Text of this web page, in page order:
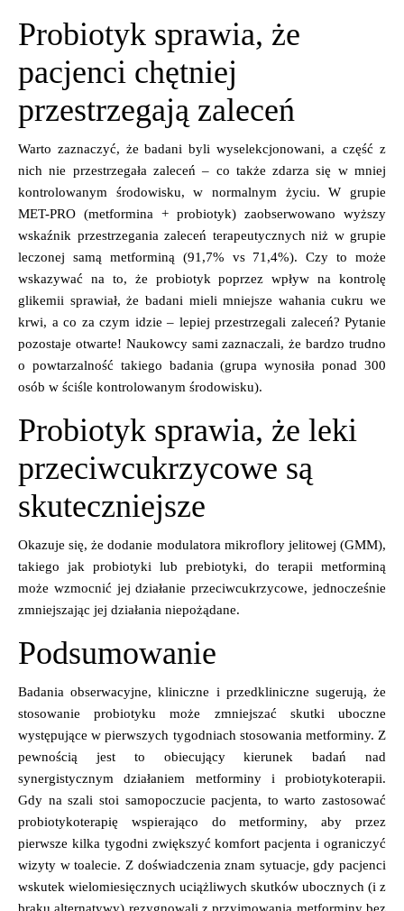
Probiotyk sprawia, że
pacjenci chętniej
przestrzegają zaleceń
Warto zaznaczyć, że badani byli wyselekcjonowani, a część z
nich nie przestrzegała zaleceń – co także zdarza się w mniej
kontrolowanym środowisku, w normalnym życiu. W grupie
MET-PRO (metformina + probiotyk) zaobserwowano wyższy
wskaźnik przestrzegania zaleceń terapeutycznych niż w grupie
leczonej samą metforminą (91,7% vs 71,4%). Czy to może
wskazywać na to, że probiotyk poprzez wpływ na kontrolę
glikemii sprawiał, że badani mieli mniejsze wahania cukru we
krwi, a co za czym idzie – lepiej przestrzegali zaleceń? Pytanie
pozostaje otwarte! Naukowcy sami zaznaczali, że bardzo trudno
o powtarzalność takiego badania (grupa wynosiła ponad 300
osób w ściśle kontrolowanym środowisku).
Probiotyk sprawia, że leki
przeciwcukrzycowe są
skuteczniejsze
Okazuje się, że dodanie modulatora mikroflory jelitowej (GMM),
takiego jak probiotyki lub prebiotyki, do terapii metforminą
może wzmocnić jej działanie przeciwcukrzycowe, jednocześnie
zmniejszając jej działania niepożądane.
Podsumowanie
Badania obserwacyjne, kliniczne i przedkliniczne sugerują, że
stosowanie probiotyku może zmniejszać skutki uboczne
występujące w pierwszych tygodniach stosowania metforminy. Z
pewnością jest to obiecujący kierunek badań nad
synergistycznym działaniem metforminy i probiotykoterapii.
Gdy na szali stoi samopoczuciepacjenta, to warto zastosować
probiotykoterapię wspierająco do metforminy, aby przez
pierwsze kilka tygodni zwiększyćkomfort pacjenta i ograniczyć
wizyty w toalecie. Z doświadczenia znam sytuacje, gdy pacjenci
wskutek wielomiesięcznych uciążliwych skutków ubocznych (i z